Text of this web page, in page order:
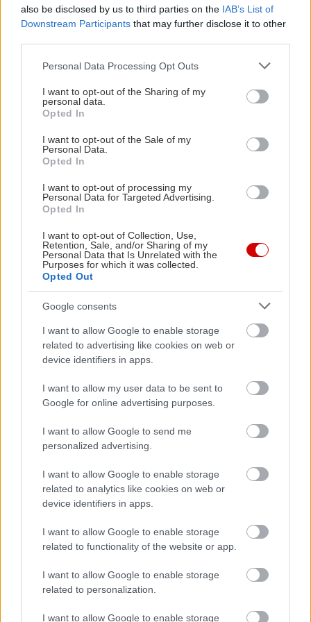
also be disclosed by us to third parties on the IAB’s List of
Downstream Participants that may further disclose it to other
Please note that this website/app uses one or more Google
not limited to your visit or usage behaviour. You may click to
grant or deny consent to Google and its third-party tags to
use your data for below specified purposes in below Google
consent section.
Personal Data Processing Opt Outs
I want to opt-out of the Sharing of my
personal data.
Opted In
I want to opt-out of the Sale of my
Personal Data.
Opted In
I want to opt-out of processing my
Personal Data for Targeted Advertising.
Opted In
I want to opt-out of Collection, Use,
Retention, Sale, and/or Sharing of my
Personal Data that Is Unrelated with the
Purposes for which it was collected.
Opted Out
Google consents
I want to allow Google to enable storage
related to advertising like cookies on web or
device identifiers in apps.
I want to allow my user data to be sent to
Google for online advertising purposes.
I want to allow Google to send me
personalized advertising.
I want to allow Google to enable storage
related to analytics like cookies on web or
device identifiers in apps.
I want to allow Google to enable storage
related to functionality of the website or app.
I want to allow Google to enable storage
related to personalization.
I want to allow Google to enable storage
Κατηγορούμενη : Ήξερα ότι θα κάνει ανακοπή;
Πρόεδρος: Γιατί δεν επιλέξατε να ουρλιάξετε
Γιατί δεν βάλετε μία τσιρίδα εκείνη την ώρα και
επιλέξατε να απομακρυνθείτε;
Κατηγορούμενη: Έτσι ειδοποιούσα σε όλα τα
Κατηγορούμενη: Πως θα τους ειδοποιούσα;
Πρόεδρος: Φωνάζοντας.
Κατηγορούμενη: Εγώ δεν το θεώρησα σωστό να
φωνάζω δίπλα από το παιδί.
Σε άλλο σημείο κι ενώ συνεχίζονταν οι επίμονες
ερωτήσεις της προέδρου, η 35χρονη είπε:
«Δεν γνωρίζω εγώ κεταμίνη, εάν υπάρχει, πόση
υπάρχει, ποιος την έβαλε και πότε. Έχω φτάσει
στο σημείο να αμφισβητώ τα πάντα. Αυτοί ξέρουν
τι έγινε με κεταμίνη. Ήταν μετρημένα τα άτομα
μέσα στο δωμάτιο του παιδιού. Έγινε αίτημα από
την Πολιτική Αγωγή να έρθουν σε αντιπαράσταση
θέλησε να καταφερθεί κατά των ιατρών αφενός
για να τους «πιάσει στο φιλότιμο» και αφετέρου
γιατί είχε βγει ο υπουργός υγείας και είχε πει ότι